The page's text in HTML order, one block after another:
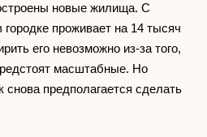
новые жилища. С
городке проживает на 14 тысяч
его невозможно из-за того,
масштабные. Но
снова предполагается сделать